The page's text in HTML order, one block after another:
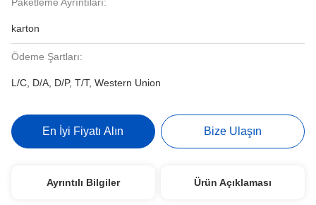
karton
Ödeme Şartları:
L/C, D/A, D/P, T/T, Western Union
En İyi Fiyatı Alın Bize Ulaşın
Ayrıntılı Bilgiler Ürün Açıklaması